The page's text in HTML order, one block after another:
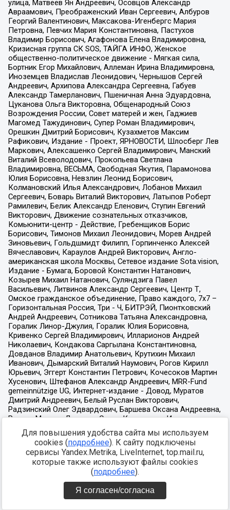
Для повышения удобства сайта мы используем
cookies (подробнее). К сайту подключены
сервисы Yandex.Metrika, LiveInternet, top.mail.ru,
которые также используют файлы cookies
(подробнее).
Я согласен/согласна